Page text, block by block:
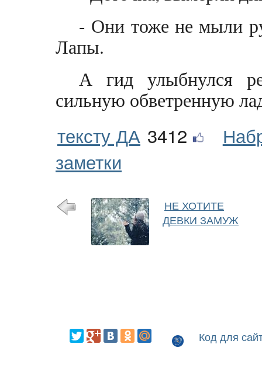
- Они тоже не мыли
Лапы.
А гид улыбнулся
сильную обветренную
тексту ДА 3412
заметки
НЕ ХОТИТЕ
ДЕВКИ ЗАМУЖ
Код для